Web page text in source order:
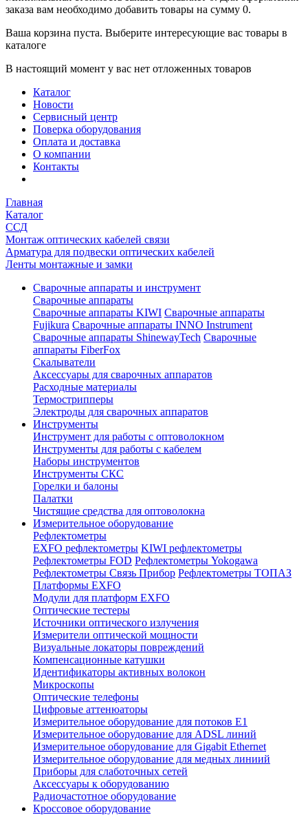
заказа вам необходимо добавить товары на сумму 0.
Ваша корзина пуста. Выберите интересующие вас товары в
каталоге
В настоящий момент у вас нет отложенных товаров
Каталог
Новости
Сервисный центр
Поверка оборудования
Оплата и доставка
О компании
Контакты
Главная
Каталог
ССД
Монтаж оптических кабелей связи
Арматура для подвески оптических кабелей
Ленты монтажные и замки
Сварочные аппараты и инструмент
Сварочные аппараты
Сварочные аппараты KIWI Сварочные аппараты
Fujikura Сварочные аппараты INNO Instrument
Сварочные аппараты ShinewayTech Cварочные
аппараты FiberFox
Скалыватели
Аксессуары для сварочных аппаратов
Расходные материалы
Термострипперы
Электроды для сварочных аппаратов
Инструменты
Инструмент для работы с оптоволокном
Инструменты для работы с кабелем
Наборы инструментов
Инструменты СКС
Горелки и балоны
Палатки
Чистящие средства для оптоволокна
Измерительное оборудование
Рефлектометры
EXFO рефлектометры KIWI рефлектометры
Рефлектометры FOD Рефлектометры Yokogawa
Рефлектометры Связь Прибор Рефлектометры ТОПАЗ
Платформы EXFO
Модули для платформ EXFO
Оптические тестеры
Источники оптического излучения
Измерители оптической мощности
Визуальные локаторы повреждений
Компенсационные катушки
Идентификаторы активных волокон
Микроскопы
Оптические телефоны
Цифровые аттенюаторы
Измерительное оборудование для потоков Е1
Измерительное оборудование для ADSL линий
Измерительное оборудование для Gigabit Ethernet
Измерительное оборудование для медных линиий
Приборы для слаботочных сетей
Аксессуары к оборудованию
Радиочастотное оборудование
Кроссовое оборудование